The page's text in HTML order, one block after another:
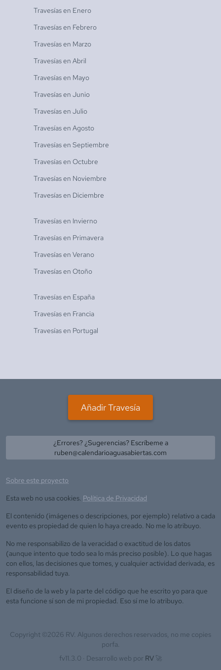
Travesías en Enero
Travesías en Febrero
Travesías en Marzo
Travesías en Abril
Travesías en Mayo
Travesías en Junio
Travesías en Julio
Travesías en Agosto
Travesías en Septiembre
Travesías en Octubre
Travesías en Noviembre
Travesías en Diciembre
Travesías en Invierno
Travesías en Primavera
Travesías en Verano
Travesías en Otoño
Travesías en España
Travesías en Francia
Travesías en Portugal
Añadir Travesía
¿Errores? ¿Sugerencias? Escríbeme a
ruben@calendarioaguasabiertas.com
Sobre este proyecto
Esta web no usa cookies. Política de Privacidad
El contenido (imágenes o descripciones, por ejemplo) relativo a cada
evento es propiedad de quien lo haya creado. No me lo atribuyo.
No me responsabilizo de la veracidad o exactitud de los datos
(aunque intento que todo sea lo más preciso posible). Lo que hagas
con ellos, las decisiones que tomes, y cualquier actividad derivada, es
responsabilidad tuya.
El diseño de la web y la parte del código que he escrito yo para que
esta funcione sí son de mi propiedad. Eso sí me lo atribuyo.
Copyright ©2026 RV. Algunos derechos reservados, no me copies
porfa.
fv11.3.0 · Desarrollo web por RV 🚀